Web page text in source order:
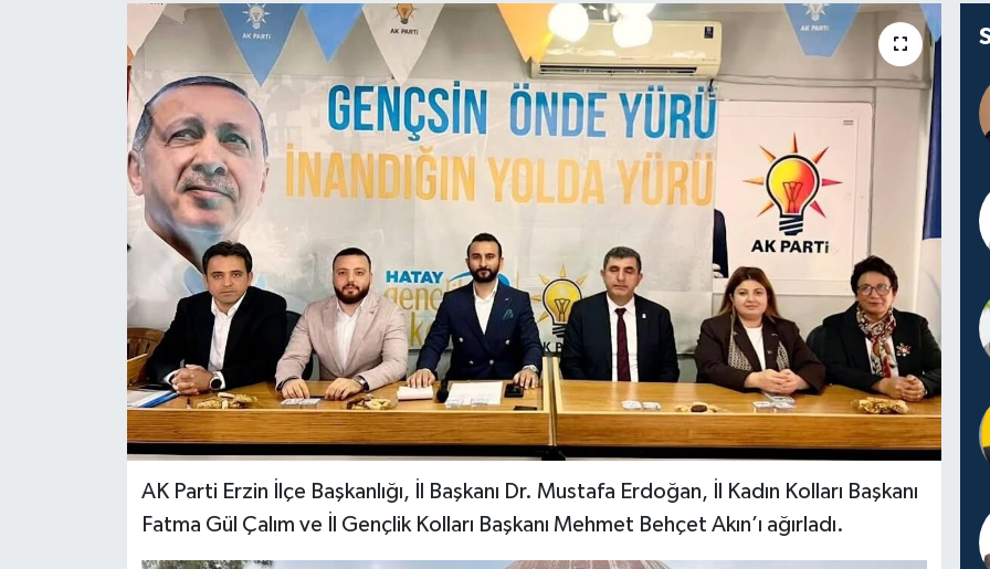
AK Parti Erzin İlçe Başkanlığı, İl Başkanı Dr. Mustafa Erdoğan, İl Kadın Kolları Başkanı
Fatma Gül Çalım ve İl Gençlik Kolları Başkanı Mehmet Behçet Akın’ı ağırladı.